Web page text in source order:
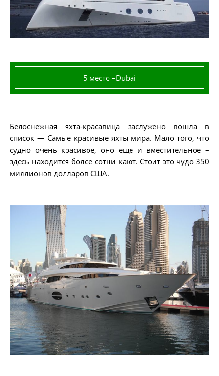
5 место –Dubai
Белоснежная яхта-красавица заслужено вошла в
список — Самые красивые яхты мира. Мало того, что
судно очень красивое, оно еще и вместительное –
здесь находится более сотни кают. Стоит это чудо 350
миллионов долларов США.